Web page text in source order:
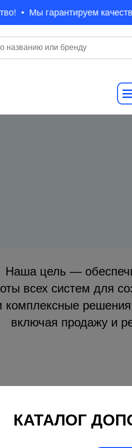
Мы гарантируем
КАТАЛОГ
Наша цель —
всех систем для
включая продажу и